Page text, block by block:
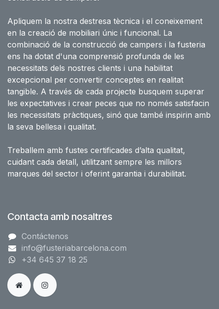
Apliquem la nostra destresa tècnica i el coneixement
en la creació de mobiliari únic i funcional. La
combinació de la construcció de campers i la fusteria
ens ha dotat d'una comprensió profunda de les
necessitats dels nostres clients i una habilitat
excepcional per convertir conceptes en realitat
tangible. A través de cada projecte busquem superar
les expectatives i crear peces que no només satisfacin
les necessitats pràctiques, sinó que també inspirin amb
la seva bellesa i qualitat.
Treballem amb fustes certificades d’alta qualitat,
cuidant cada detall, utilitzant sempre les millors
marques del sector i oferint garantia i durabilitat.
Contacta amb nosaltres
Contáctenos
info@fusteriabarcelona.com
+34 645 37 18 25